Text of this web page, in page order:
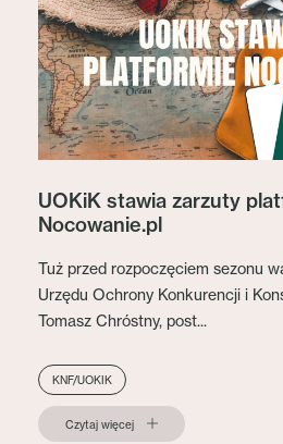
UOKiK stawia zarzuty
Nocowanie.pl
Tuż przed rozpoczęciem sezonu
Urzędu Ochrony Konkurencji i
Tomasz Chróstny, post...
KNF/UOKIK
Czytaj więcej